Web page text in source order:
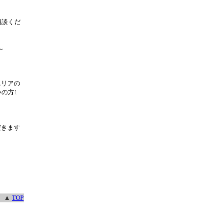
談くだ
アの
方1
ます
▲ TOP